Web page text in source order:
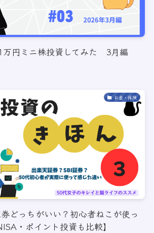
万円ミニ株投資してみた 3月編
お金・保険
どっちがいい？初心者ねこが使っ
・ポイント投資も比較】